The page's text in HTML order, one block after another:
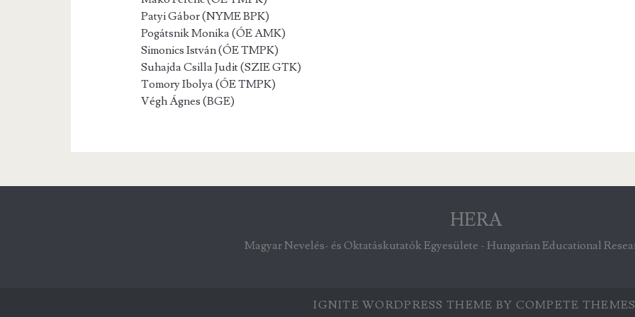
Patyi Gábor (NYME BPK)
Pogátsnik Monika (ÓE AMK)
Simonics István (ÓE TMPK)
Suhajda Csilla Judit (SZIE GTK)
Tomory Ibolya (ÓE TMPK)
Végh Ágnes (BGE)
HERA
Magyar Nevelés- és Oktatáskutatók Egyesülete - Hungarian Educational
IGNITE WORDPRESS THEME BY COMPETE